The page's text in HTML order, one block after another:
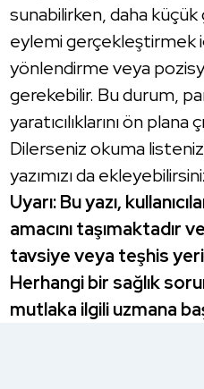
sunabilirken, daha
eylemi gerçekleştirmek
yönlendirme veya
gerekebilir. Bu durum,
yaratıcılıklarını ön plana
Dilerseniz okuma
yazımızı da
Uyarı: Bu yazı,
amacını taşımaktadır
tavsiye veya teşhis
Herhangi bir sağlık
mutlaka ilgili uzmana